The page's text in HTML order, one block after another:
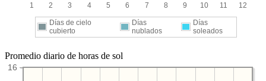
1 2 3 4 5 6 7 8 9 10 11 12
Días de cielo
cubierto
Días
nublados
Días
soleados
Promedio diario de horas de sol
16